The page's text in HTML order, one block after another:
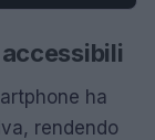
ha
rendendo